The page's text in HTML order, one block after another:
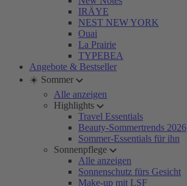
IRÄYE
NEST NEW YORK
Ouai
La Prairie
TYPEBEA
Angebote & Bestseller
☀️ Sommer
Alle anzeigen
Highlights
Travel Essentials
Beauty-Sommertrends 2026
Sommer-Essentials für ihn
Sonnenpflege
Alle anzeigen
Sonnenschutz fürs Gesicht
Make-up mit LSF